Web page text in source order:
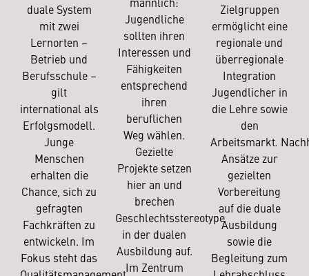
duale System
mit zwei
Lernorten –
Betrieb und
Berufsschule –
gilt
international als
Erfolgsmodell.
Junge
Menschen
erhalten die
Chance, sich zu
gefragten
Fachkräften zu
entwickeln. Im
Fokus steht das
Jugendliche
sollten ihren
Interessen und
Fähigkeiten
entsprechend
ihren
beruflichen
Weg wählen.
Gezielte
Projekte setzen
hier an und
brechen
Geschlechtsstereotype
in der dualen
Ausbildung auf.
Im Zentrum
Zielgruppen
ermöglicht eine
regionale und
überregionale
Integration
Jugendlicher in
die Lehre sowie
den
Arbeitsmarkt.
Ansätze zur
gezielten
Vorbereitung
auf die duale
Ausbildung
sowie die
Begleitung zum